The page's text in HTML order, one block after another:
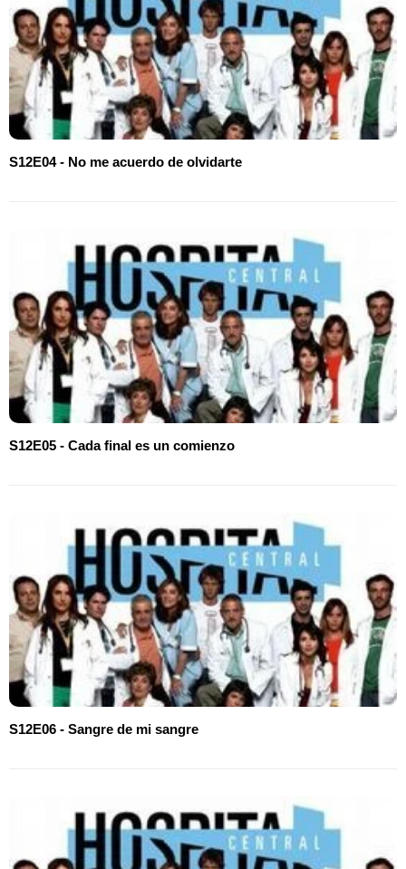
S12E04 - No me acuerdo de olvidarte
S12E05 - Cada final es un comienzo
S12E06 - Sangre de mi sangre